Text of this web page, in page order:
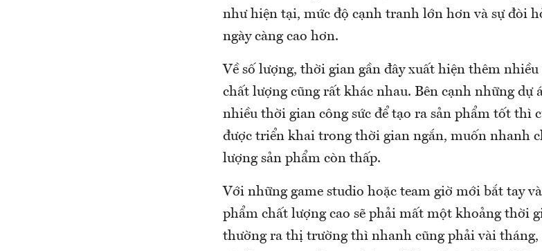
như hiện tại, mức độ cạnh tranh lớn hơn và sự đòi
ngày càng cao hơn.
Về số lượng, thời gian gần đây xuất hiện thêm
chất lượng cũng rất khác nhau. Bên cạnh những dự
nhiều thời gian công sức để tạo ra sản phẩm tốt thì
được triển khai trong thời gian ngắn, muốn nhanh
lượng sản phẩm còn thấp.
Với những game studio hoặc team giờ mới bắt tay
phẩm chất lượng cao sẽ phải mất một khoảng thời
thường ra thị trường thì nhanh cũng phải vài tháng,